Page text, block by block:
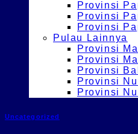
Provinsi
Provinsi
Provinsi
Pulau Lainnya
Provinsi
Provinsi
Provinsi
Provinsi
Provinsi
Uncategorized